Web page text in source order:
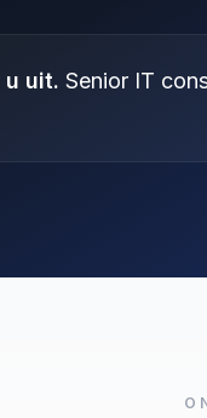
uit. Senior IT